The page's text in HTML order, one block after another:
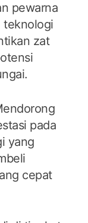
pewarna
teknologi
zat
pada
yang
cepat